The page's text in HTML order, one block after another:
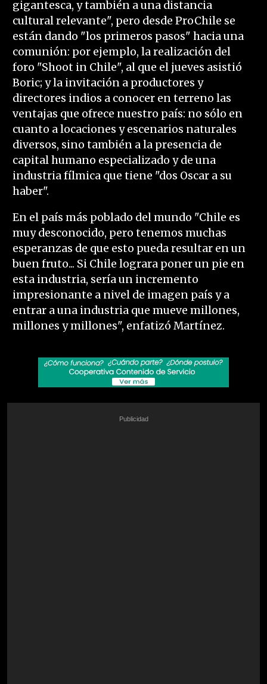
gigantesca, y también a una distancia
cultural relevante", pero desde ProChile se
están dando "los primeros pasos" hacia una
comunión: por ejemplo, la realización del
foro "Shoot in Chile", al que el jueves asistió
Boric; y la invitación a productores y
directores indios a conocer en terreno las
ventajas que ofrece nuestro país: no sólo en
cuanto a locaciones y escenarios naturales
diversos, sino también a la presencia de
capital humano especializado y de una
industria fílmica que tiene "dos Oscar a su
haber".
En el país más poblado del mundo "Chile es
muy desconocido, pero tenemos muchas
esperanzas de que esto pueda resultar en un
buen fruto... Si Chile lograra poner un pie en
esta industria, sería un incremento
impresionante a nivel de imagen país y a
entrar a una industria que mueve millones,
millones y millones", enfatizó Martínez.